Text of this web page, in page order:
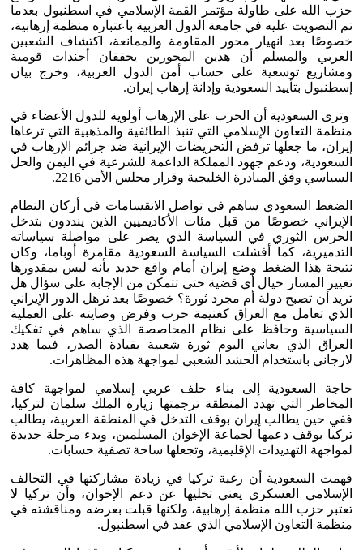
حزب الله على طاولة مؤتمر القمة الإسلامي في اسطنبول بعدما
تم التصويت عليه في جامعة الدول العربية باعتباره منظمة إرهابية،
خصوصًا بعد انهيار محور المقاومة والممانعة، اكتشاف الشعبين
العربي والمسلم أن هذين المحورين يحققان أجندات قومية
ومشاريع توسعية على حساب أمن الدول العربية، وخرج بيان
إسطنبول بتأييد السعودية وإدانة إرهاب إيران.
وترى السعودية أن الحرب على الإرهاب أولوية للدول الأعضاء في
منظمة التعاون الإسلامي التي تنبذ الطائفية والمذهبية التي ترعاها
إيران، ما جعلها ترفض التحريضات الإيرانية ضد جرائم الإرهاب في
السعودية، ودعم جهود المملكة الداعمة للشرعية في اليمن والحل
السياسي وفق المبادرة الخليجية وقرار مجلس الأمن 2216.
الضغط السعودي ساهم في تواصل الانقسامات في أركان النظام
الإيراني خصوصًا من قبل مئات الأكاديميين الذين ينددون بتدخل
الحرس الثوري في السياسة الذي يصر على مواصلة سياساته
التدميرية، كما أفشلت السياسة السعودية مقامرة أوباما، وكان
نتيجة هذا الضغط وضع إيران أمام واقع جديد بأنه ليس بمقدورها
تغيير المسار حيال أي قضية حتى تتمكن من الإجابة على سؤال هل
تريد أن تصبح دولة أم مجرد ثورة؟ خصوصًا بعد ترهل الدور الإيراني
الذي تعامل مع العراق كغنيمة حرب وفرض وصايته على العملية
السياسية وحافظ على نظام المحاصصة الذي ساهم في تفكيك
العراق الذي يعاني اليوم ثورة شعبية بقيادة الصدر، فيما هدد
لارجاني باستخدام الحشد الشعبي لمواجهة هذه المظاهرات.
حاجة السعودية إلى بناء حلف عربي إسلامي لمواجهة كافة
المخاطر التي تهدد المنطقة ترجمتها زيارة الملك سلمان لتركيا،
ففي حين يطالب إيران بوقف التدخل في المنطقة العربية، يطالب
تركيا بوقف دعمها لجماعة الإخوان المسلمين، وبدء مرحلة جديدة
لمواجهة التهديدات الإقليمية، وتجعلها ساحة تصفية حسابات.
فهمت السعودية أن رغبة تركيا في زيادة مشاركتها في التحالف
الإسلامي العسكري يعني تخليها عن دعم الإخوان، وأن تركيا لا
تعتبر حزب الله منظمة إرهابية، ولكنها قبلت بعرضه ومناقشته في
منظمة التعاون الإسلامي الذي عقد في اسطنبول.